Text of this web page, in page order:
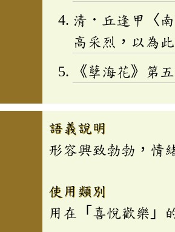
清．丘逢甲〈
高采烈，以為
《孽海花》第
語義說明
形容興致勃勃，情
使用類別
用在「喜悅歡樂」